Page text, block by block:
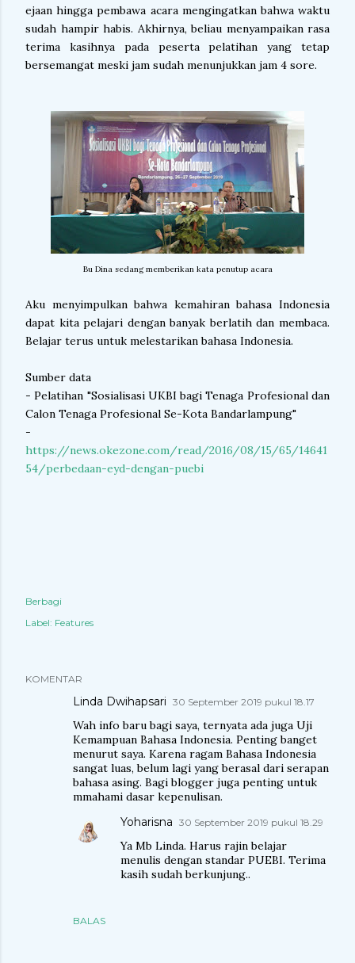
ejaan hingga pembawa acara mengingatkan bahwa waktu
sudah hampir habis. Akhirnya, beliau menyampaikan rasa
terima kasihnya pada peserta pelatihan yang tetap
bersemangat meski jam sudah menunjukkan jam 4 sore.
Bu Dina sedang memberikan kata penutup acara
Aku menyimpulkan bahwa kemahiran bahasa Indonesia
dapat kita pelajari dengan banyak berlatih dan membaca.
Belajar terus untuk melestarikan bahasa Indonesia.
Sumber data
- Pelatihan "Sosialisasi UKBI bagi Tenaga Profesional dan
Calon Tenaga Profesional Se-Kota Bandarlampung"
-
https://news.okezone.com/read/2016/08/15/65/14641
54/perbedaan-eyd-dengan-puebi
Berbagi
Label: Features
KOMENTAR
Linda Dwihapsari 30 September 2019 pukul 18.17
Wah info baru bagi saya, ternyata ada juga Uji
Kemampuan Bahasa Indonesia. Penting banget
menurut saya. Karena ragam Bahasa Indonesia
sangat luas, belum lagi yang berasal dari serapan
bahasa asing. Bagi blogger juga penting untuk
mmahami dasar kepenulisan.
BALAS
Yoharisna 30 September 2019 pukul 18.29
Ya Mb Linda. Harus rajin belajar
menulis dengan standar PUEBI. Terima
kasih sudah berkunjung..